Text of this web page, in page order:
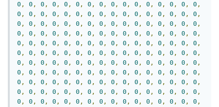
0 , 0 , 0 , 0 , 0 , 0 , 0 , 0 , 0 , 0 , 0 , 0 , 0 , 0 , 0 , 0 ,
0 , 0 , 0 , 0 , 0 , 0 , 0 , 0 , 0 , 0 , 0 , 0 , 0 , 0 , 0 , 0 ,
0 , 0 , 0 , 0 , 0 , 0 , 0 , 0 , 0 , 0 , 0 , 0 , 0 , 0 , 0 , 0 ,
0 , 0 , 0 , 0 , 0 , 0 , 0 , 0 , 0 , 0 , 0 , 0 , 0 , 0 , 0 , 0 ,
0 , 0 , 0 , 0 , 0 , 0 , 0 , 0 , 0 , 0 , 0 , 0 , 0 , 0 , 0 , 0 ,
0 , 0 , 0 , 0 , 0 , 0 , 0 , 0 , 0 , 0 , 0 , 0 , 0 , 0 , 0 , 0 ,
0 , 0 , 0 , 0 , 0 , 0 , 0 , 0 , 0 , 0 , 0 , 0 , 0 , 0 , 0 , 0 ,
0 , 0 , 0 , 0 , 0 , 0 , 0 , 0 , 0 , 0 , 0 , 0 , 0 , 0 , 0 , 0 ,
0 , 0 , 0 , 0 , 0 , 0 , 0 , 0 , 0 , 0 , 0 , 0 , 0 , 0 , 0 , 0 ,
0 , 0 , 0 , 0 , 0 , 0 , 0 , 0 , 0 , 0 , 0 , 0 , 0 , 0 , 0 , 0 ,
0 , 0 , 0 , 0 , 0 , 0 , 0 , 0 , 0 , 0 , 0 , 0 , 0 , 0 , 0 , 0 ,